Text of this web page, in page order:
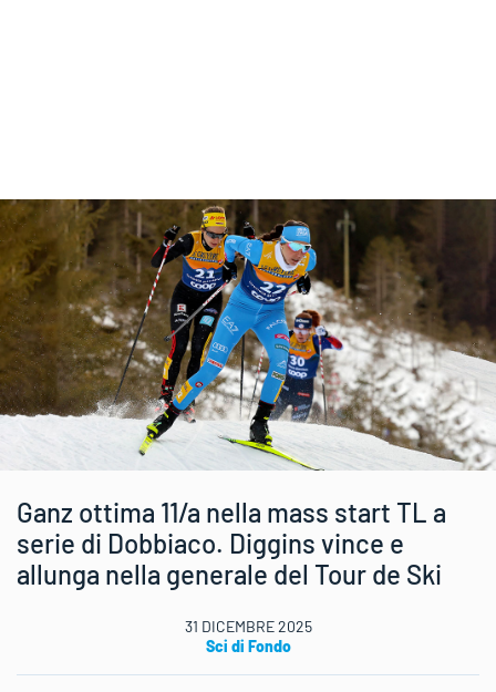
Ganz ottima 11/a nella mass start TL a
serie di Dobbiaco. Diggins vince e
allunga nella generale del Tour de Ski
31 DICEMBRE 2025
Sci di Fondo